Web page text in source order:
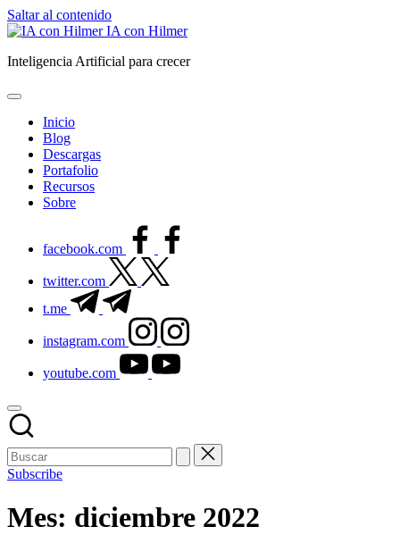
Saltar al contenido
IA con Hilmer
Inteligencia Artificial para crecer
Inicio
Blog
Descargas
Portafolio
Recursos
Sobre
facebook.com
twitter.com
t.me
instagram.com
youtube.com
Subscribe
Mes: diciembre 2022